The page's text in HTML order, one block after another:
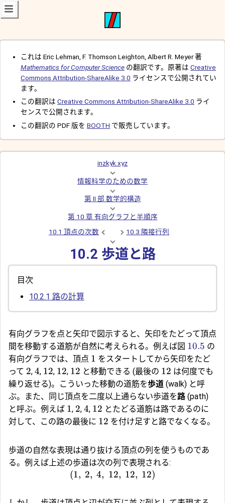
これは Eric Lehman, F. Thomson Leighton, Albert R. Meyer 著
Mathematics for Computer Science の翻訳です。原著は Creative
Commons Attribution-ShareAlike 3.0 ライセンスで公開されてい
ます。
この翻訳は Creative Commons Attribution-ShareAlike 3.0 ライ
センスで公開されます。
この翻訳の PDF 版を BOOTH で販売しています。
inzkyk.xyz
情報科学のための数学
第 II 部 数学的構造
第 10 章 有向グラフと半順序
10.1 頂点の次数
10.3 隣接行列
10.2 歩道と路
目次
10.2.1 路の計算
有向グラフを点と矢印で図示すると、矢印をたどって頂点
間を移動する道筋が自然に考えられる。例えば図 10.5 の
有向グラフでは、頂点 1 をスタートしてから矢印をたど
って 2, 4, 12, 12, 12 と移動できる (最後の 12 は何度でも
繰り返せる)。こういった移動の道筋を歩道 (walk) と呼
ぶ。また、同じ頂点を二度以上通らない歩道を路 (path)
と呼ぶ。例えば 1, 2, 4, 12 とたどる道筋は路であるのに
対して、この路の最後に 12 を付け足すと路でなくなる。
歩道の自然な表現は通り抜ける頂点の列を使うものであ
る。例えば上述の歩道は次の列で表現される:
(1, 2, 4, 12, 12, 12)